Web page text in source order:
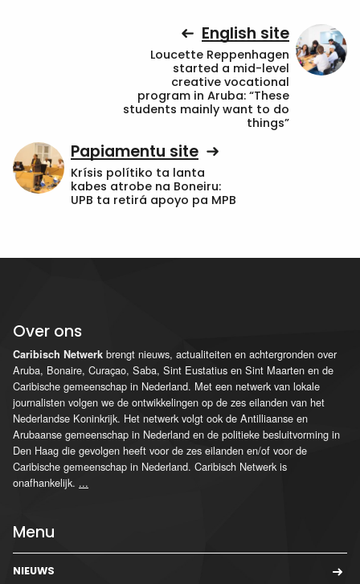
English site
Loucette Reppenhagen
started a mid-level
creative vocational
program in Aruba: “These
students mainly want to do
things”
Papiamentu site
Krísis polítiko ta lanta
kabes atrobe na Boneiru:
UPB ta retirá apoyo pa MPB
Over ons
Caribisch Netwerk brengt nieuws, actualiteiten en achtergronden over
Aruba, Bonaire, Curaçao, Saba, Sint Eustatius en Sint Maarten en de
Caribische gemeenschap in Nederland. Met een netwerk van lokale
journalisten volgen we de ontwikkelingen op de zes eilanden van het
Nederlandse Koninkrijk. Het netwerk volgt ook de Antilliaanse en
Arubaanse gemeenschap in Nederland en de politieke besluitvorming in
Den Haag die gevolgen heeft voor de zes eilanden en/of voor de
Caribische gemeenschap in Nederland. Caribisch Netwerk is
onafhankelijk. ...
Menu
NIEUWS